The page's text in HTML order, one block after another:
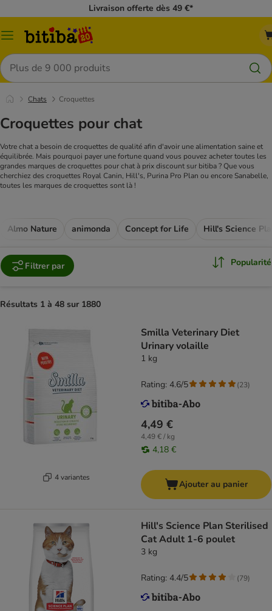
Livraison offerte dès 49 €*
Menu
Rechercher
Chats Croquettes
Croquettes pour chat
Votre chat a besoin de croquettes de qualité afin d'avoir une alimentation saine et
équilibrée. Mais pourquoi payer une fortune quand vous pouvez acheter toutes les
grandes marques de croquettes pour chat à prix discount sur bitiba ? Que vous
cherchiez des croquettes Royal Canin, Hill's, Purina Pro Plan ou encore Sanabelle,
toutes les marques de croquettes sont là !
Almo Nature animonda Concept for Life Hill's Science
Filtrer par Popularité
Résultats 1 à 48 sur 1880
4 variantes
Smilla Veterinary Diet
Urinary volaille
1 kg
4,49 €
4,49 € / kg
4,18 €
Rating: 4.6/5 (23)
Ajouter au panier
Hill's Science Plan Sterilised
Cat Adult 1-6 poulet
3 kg
Rating: 4.4/5 (79)